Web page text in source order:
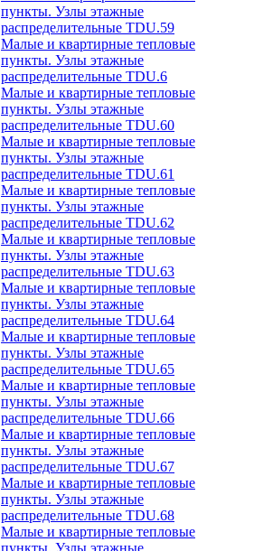
пункты. Узлы этажные
распределительные TDU.59
Малые и квартирные тепловые
пункты. Узлы этажные
распределительные TDU.6
Малые и квартирные тепловые
пункты. Узлы этажные
распределительные TDU.60
Малые и квартирные тепловые
пункты. Узлы этажные
распределительные TDU.61
Малые и квартирные тепловые
пункты. Узлы этажные
распределительные TDU.62
Малые и квартирные тепловые
пункты. Узлы этажные
распределительные TDU.63
Малые и квартирные тепловые
пункты. Узлы этажные
распределительные TDU.64
Малые и квартирные тепловые
пункты. Узлы этажные
распределительные TDU.65
Малые и квартирные тепловые
пункты. Узлы этажные
распределительные TDU.66
Малые и квартирные тепловые
пункты. Узлы этажные
распределительные TDU.67
Малые и квартирные тепловые
пункты. Узлы этажные
распределительные TDU.68
Малые и квартирные тепловые
пункты. Узлы этажные